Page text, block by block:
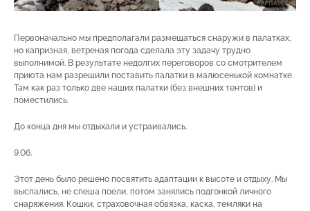
Первоначально мы предполагали размещаться снаружи в палатках,
но капризная, ветреная погода сделала эту задачу трудно
выполнимой. В результате недолгих переговоров со смотрителем
приюта нам разрешили поставить палатки в малюсенькой комнатке.
Там как раз только две наших палатки (без внешних тентов) и
поместились.
До конца дня мы отдыхали и устраивались.
9.06.
Этот день было решено посвятить адаптации к высоте и отдыху. Мы
выспались, не спеша поели, потом занялись подгонкой личного
снаряжения. Кошки, страховочная обвязка, каска, темляки на